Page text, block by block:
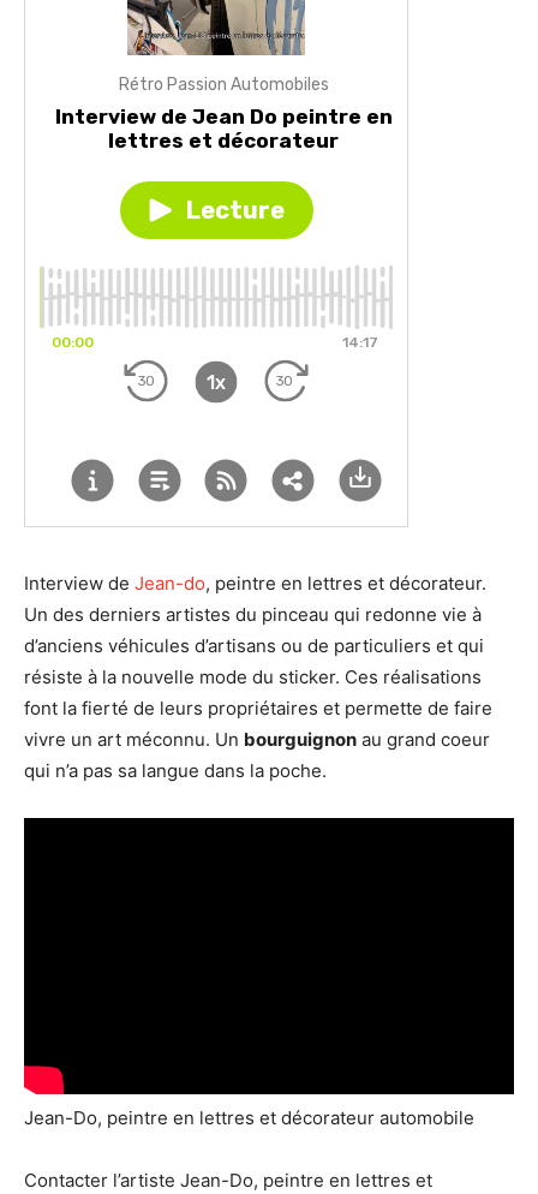
Interview de Jean-do, peintre en lettres et décorateur.
Un des derniers artistes du pinceau qui redonne vie à
d’anciens véhicules d’artisans ou de particuliers et qui
résiste à la nouvelle mode du sticker. Ces réalisations
font la fierté de leurs propriétaires et permette de faire
vivre un art méconnu. Un bourguignon au grand coeur
qui n’a pas sa langue dans la poche.
Jean-Do, peintre en lettres et décorateur automobile
Contacter l’artiste Jean-Do, peintre en lettres et